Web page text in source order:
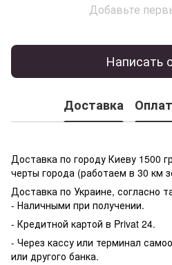
Добавьте
Написать
Доставка
Доставка по городу Киеву 1500
черты города (работаем в 30 км
Доставка по Украине, согласно
- Наличными при получении.
- Кредитной картой в Privat 24.
- Через кассу или терминал
или другого банка.